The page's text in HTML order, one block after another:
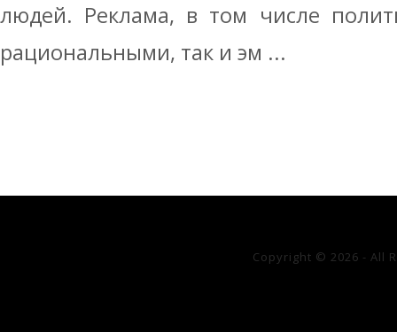
людей. Реклама, в том числе
рациональными, так и эм ...
Copyright © 2026 - All